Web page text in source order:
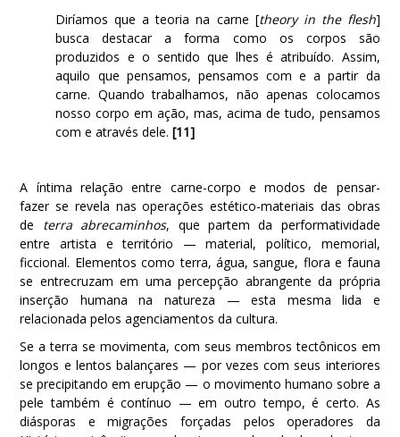
Diríamos que a teoria na carne [theory in the flesh]
busca destacar a forma como os corpos são
produzidos e o sentido que lhes é atribuído. Assim,
aquilo que pensamos, pensamos com e a partir da
carne. Quando trabalhamos, não apenas colocamos
nosso corpo em ação, mas, acima de tudo, pensamos
com e através dele.[11]
A íntima relação entre carne-corpo e modos de pensar-
fazer se revela nas operações estético-materiais das obras
de terra abrecaminhos, que partem da performatividade
entre artista e território — material, político, memorial,
ficcional. Elementos como terra, água, sangue, flora e fauna
se entrecruzam em uma percepção abrangente da própria
inserção humana na natureza — esta mesma lida e
relacionada pelos agenciamentos da cultura.
Se a terra se movimenta, com seus membros tectônicos em
longos e lentos balançares — por vezes com seus interiores
se precipitando em erupção — o movimento humano sobre a
pele também é contínuo — em outro tempo, é certo. As
diásporas e migrações forçadas pelos operadores da